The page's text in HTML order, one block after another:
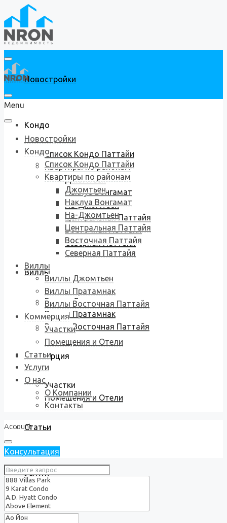
Новостройки
Кондо
Список Кондо Паттайи
Квартиры по районам
Джомтьен
Наклуа Вонгамат
На-Джомтьен
Центральная Паттайя
Восточная Паттайя
Северная Паттайя
Виллы
Виллы Джомтьен
Виллы Пратамнак
Виллы Восточная Паттайя
Коммерция
Участки
Помещения и Отели
Статьи
Услуги
О нас
Menu
Новостройки
Кондо
Список Кондо Паттайи
Квартиры по районам
Джомтьен
Наклуа Вонгамат
На-Джомтьен
Центральная Паттайя
Восточная Паттайя
Северная Паттайя
Виллы
Виллы Джомтьен
Виллы Пратамнак
Виллы Восточная Паттайя
Коммерция
Участки
Помещения и Отели
Статьи
Услуги
О нас
О Компании
Контакты
Account
Консультация